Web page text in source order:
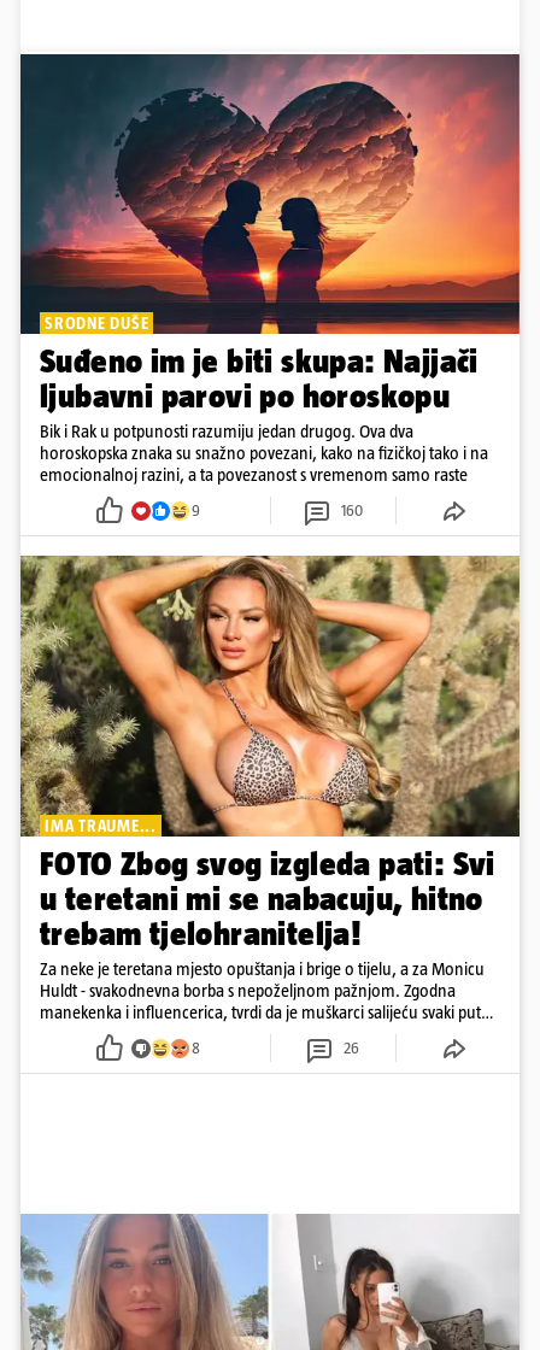
SRODNE DUŠE
Suđeno im je biti skupa: Najjači
ljubavni parovi po horoskopu
Bik i Rak u potpunosti razumiju jedan drugog. Ova dva
horoskopska znaka su snažno povezani, kako na fizičkoj tako i na
emocionalnoj razini, a ta povezanost s vremenom samo raste
9 160
IMA TRAUME...
FOTO Zbog svog izgleda pati: Svi
u teretani mi se nabacuju, hitno
trebam tjelohranitelja!
Za neke je teretana mjesto opuštanja i brige o tijelu, a za Monicu
Huldt - svakodnevna borba s nepoželjnom pažnjom. Zgodna
manekenka i influencerica, tvrdi da je muškarci salijeću svaki put
kad dođe na trening
8 26